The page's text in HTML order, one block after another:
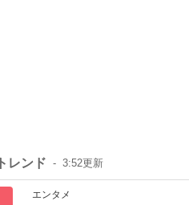
トレンド 3:52更新
エンタメ